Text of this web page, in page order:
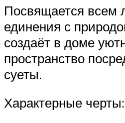
Посвящается всем
единения с
создаёт в доме
пространство
суеты.
Характерные черты: